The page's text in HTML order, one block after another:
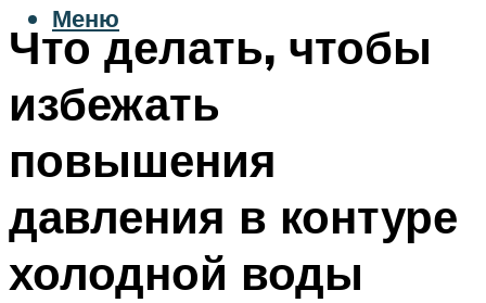
Меню
Что делать, чтобы
избежать
повышения
давления в контуре
холодной воды